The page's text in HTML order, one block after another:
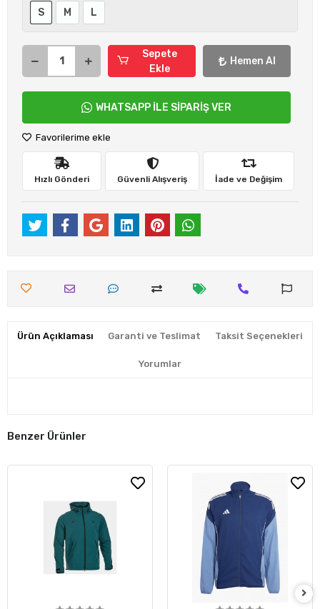
S
M L
Sepete
Ekle
Hemen Al
WHATSAPP İLE SİPARİŞ VER
Favorilerime ekle
Hızlı Gönderi Güvenli Alışveriş İade ve Değişim
Ürün Açıklaması Garanti ve Teslimat Taksit Seçenekleri
Yorumlar
Benzer Ürünler